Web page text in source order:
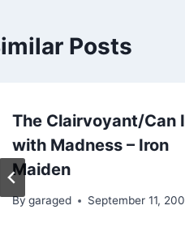
Posts
The Clairvoyant/Can
with Madness – Iron
Maiden
By garaged September 11,